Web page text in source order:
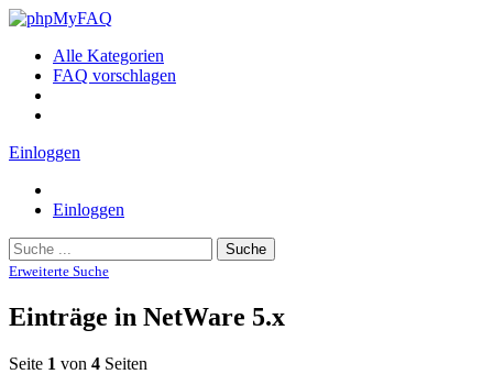
Alle Kategorien
FAQ vorschlagen
Einloggen
Einloggen
Suche
Erweiterte Suche
Einträge in NetWare 5.x
Seite 1 von 4 Seiten